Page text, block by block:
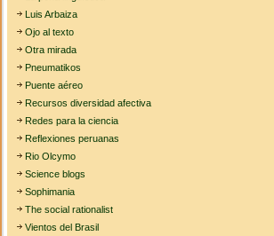
Luis Arbaiza
Ojo al texto
Otra mirada
Pneumatikos
Puente aéreo
Recursos diversidad afectiva
Redes para la ciencia
Reflexiones peruanas
Rio Olcymo
Science blogs
Sophimania
The social rationalist
Vientos del Brasil